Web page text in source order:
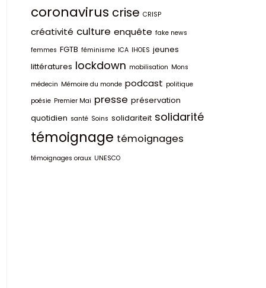
coronavirus crise CRISP
créativité culture enquête fake news
femmes FGTB féminisme ICA IHOES jeunes
littératures lockdown mobilisation Mons
médecin Mémoire du monde podcast politique
poésie Premier Mai presse préservation
quotidien santé Soins solidariteit solidarité
témoignage témoignages
témoignages oraux UNESCO